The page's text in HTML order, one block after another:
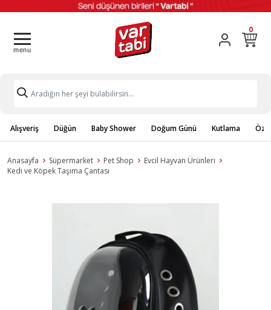
0
Alışveriş Düğün Baby Shower Doğum Günü Kutlama
Anasayfa Süpermarket Pet Shop
Evcil Hayvan Ürünleri
Kedi ve Köpek Taşıma Çantası